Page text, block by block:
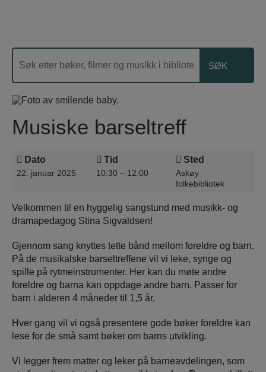
Musiske barseltreff
Dato
22. januar 2025
Tid
10:30 – 12:00
Sted
Askøy
folkebibliotek
Velkommen til en hyggelig sangstund med musikk- og
dramapedagog Stina Sigvaldsen!
Gjennom sang knyttes tette bånd mellom foreldre og barn.
På de musikalske barseltreffene vil vi leke, synge og
spille på rytmeinstrumenter. Her kan du møte andre
foreldre og barna kan oppdage andre barn. Passer for
barn i alderen 4 måneder til 1,5 år.
Hver gang vil vi også presentere gode bøker foreldre kan
lese for de små samt bøker om barns utvikling.
Vi legger frem matter og leker på barneavdelingen, som